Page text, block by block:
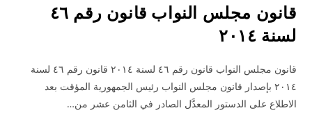
قانون مجلس النواب قانون رقم ٤٦
لسنة ٢٠١٤
قانون مجلس النواب قانون رقم ٤٦ لسنة ٢٠١٤ قانون رقم ٤٦ لسنة
٢٠١٤ بإصدار قانون مجلس النواب رئيس الجمهورية المؤقت بعد
الاطلاع على الدستور المعدَّل الصادر في الثامن عشر من…